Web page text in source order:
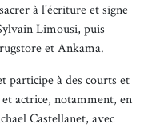
à l'écriture et signe
Limousi, puis
et Ankama.
participe à des courts et
actrice, notamment, en
Castellanet, avec